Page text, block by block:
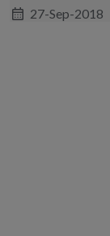
27-Sep-2018